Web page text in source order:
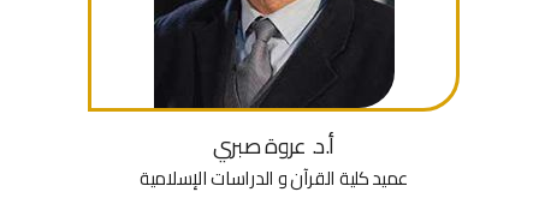
أ.د. عروة صبري
عميد كلية القرآن و الدراسات الإسلامية